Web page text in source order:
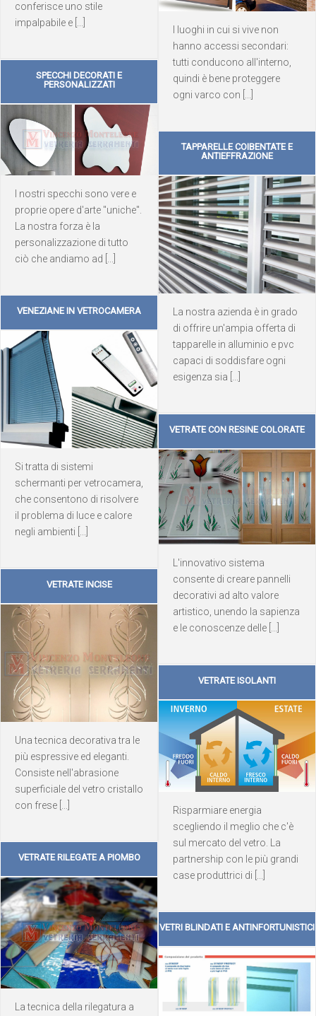
conferisce uno stile
impalpabile e [...]
I luoghi in cui si vive non
hanno accessi secondari:
tutti conducono all'interno,
quindi è bene proteggere
ogni varco con [...]
SPECCHI DECORATI E
PERSONALIZZATI
I nostri specchi sono vere e
proprie opere d'arte "uniche".
La nostra forza è la
personalizzazione di tutto
ciò che andiamo ad [...]
TAPPARELLE COIBENTATE E
ANTIEFFRAZIONE
La nostra azienda è in grado
di offrire un'ampia offerta di
tapparelle in alluminio e pvc
capaci di soddisfare ogni
esigenza sia [...]
VENEZIANE IN VETROCAMERA
Si tratta di sistemi
schermanti per vetrocamera,
che consentono di risolvere
il problema di luce e calore
negli ambienti [...]
VETRATE CON RESINE COLORATE
L'innovativo sistema
consente di creare pannelli
decorativi ad alto valore
artistico, unendo la sapienza
e le conoscenze delle [...]
VETRATE INCISE
Una tecnica decorativa tra le
più espressive ed eleganti.
Consiste nell'abrasione
superficiale del vetro cristallo
con frese [...]
VETRATE ISOLANTI
Risparmiare energia
scegliendo il meglio che c'è
sul mercato del vetro. La
partnership con le più grandi
case produttrici di [...]
VETRATE RILEGATE A PIOMBO
La tecnica della rilegatura a
VETRI BLINDATI E ANTINFORTUNISTICI